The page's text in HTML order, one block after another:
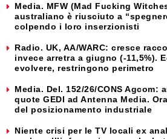
Media. MFW (Mad Fucking
australiano è riusciuto a
colpendo i loro inserzionisti
Radio. UK, AA/WARC: cresce
invece arretra a giugno (-11,5%).
evolvere, restringono perimetro
Media. Del. 152/26/CONS Agcom:
quote GEDI ad Antenna Media.
del posizionamento industriale
Niente crisi per le TV locali ex